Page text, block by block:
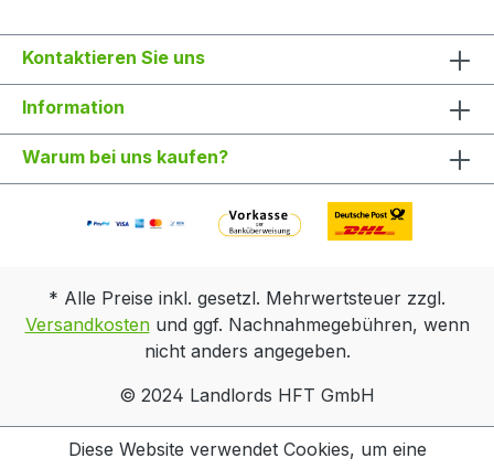
Kontaktieren Sie uns
Information
Warum bei uns kaufen?
* Alle Preise inkl. gesetzl. Mehrwertsteuer zzgl.
Versandkostenund ggf. Nachnahmegebühren, wenn
nicht anders angegeben.
© 2024 Landlords HFT GmbH
Diese Website verwendet Cookies, um eine